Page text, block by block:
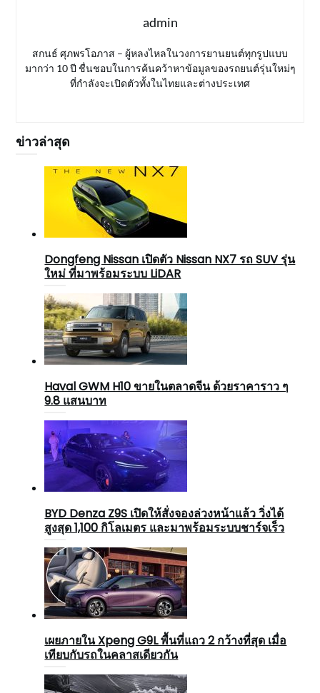
admin
สกนธ์ ศุภพรโอภาส – ผู้หลงไหลในวงการยานยนต์ทุกรูปแบบ
มากว่า 10 ปี ชื่นชอบในการค้นคว้าหาข้อมูลของรถยนต์รุ่นใหม่ๆ
ที่กำลังจะเปิดตัวทั้งในไทยและต่างประเทศ
ข่าวล่าสุด
Dongfeng Nissan เปิดตัว Nissan NX7 รถ SUV รุ่น
ใหม่ ที่มาพร้อมระบบ LiDAR
Haval GWM H10 ขายในตลาดจีน ด้วยราคาราว ๆ
9.8 แสนบาท
BYD Denza Z9S เปิดให้สั่งจองล่วงหน้าแล้ว วิ่งได้
สูงสุด 1,100 กิโลเมตร และมาพร้อมระบบชาร์จเร็ว
เผยภายใน Xpeng G9L พื้นที่แถว 2 กว้างที่สุด เมื่อ
เทียบกับรถในคลาสเดียวกัน